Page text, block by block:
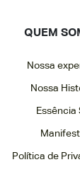
QUEM
Nossa
Nossa
Essência
Política de